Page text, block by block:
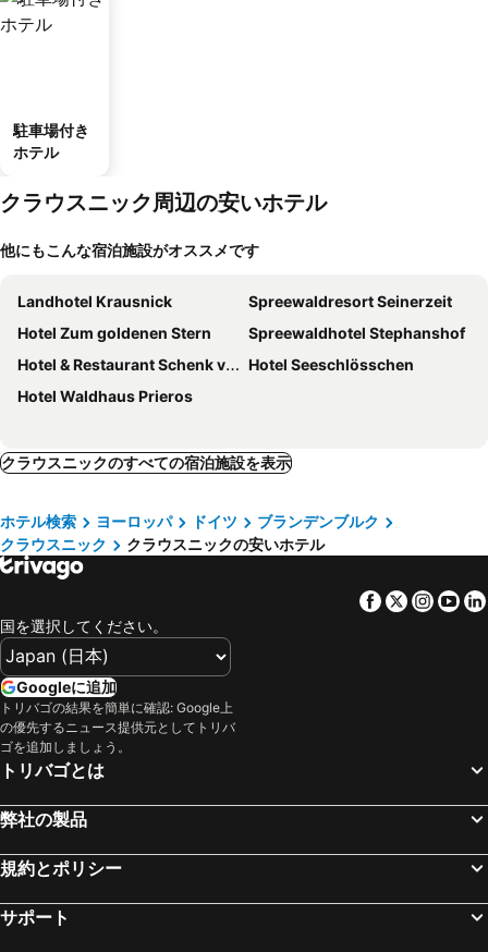
駐車場付き
ホテル
クラウスニック周辺の安いホテル
他にもこんな宿泊施設がオススメです
Landhotel Krausnick
Spreewaldresort Seinerzeit
Hotel Zum goldenen Stern
Spreewaldhotel Stephanshof
Hotel & Restaurant Schenk von Landsberg
Hotel Seeschlösschen
Hotel Waldhaus Prieros
クラウスニックのすべての宿泊施設を表示
ホテル検索 ヨーロッパ ドイツ
ブランデンブルク
クラウスニック
クラウスニックの安いホテル
Facebook
Twitter
国を選択してください。
Googleに追加
トリバゴの結果を簡単に確認: Google上
の優先するニュース提供元としてトリバ
ゴを追加しましょう。
トリバゴとは
弊社の製品
規約とポリシー
サポート